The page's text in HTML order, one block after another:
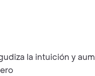
la intuición y